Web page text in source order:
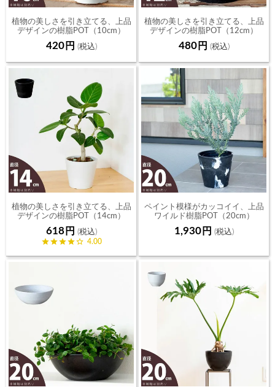
植物の美しさを引き立てる、上品
デザインの樹脂POT（10cm）
420
植物の美しさを引き立てる、上品
デザインの樹脂POT（12cm）
480
植物の美しさを引き立てる、上品
デザインの樹脂POT（14cm）
618
4.00
ペイント模様がカッコイイ、上品
ワイルド樹脂POT（20cm）
1,930